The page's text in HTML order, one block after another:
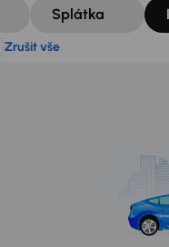
Splátka
Zrušit vše